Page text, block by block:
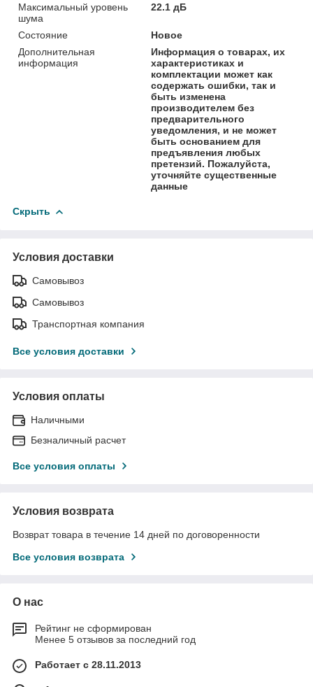
Максимальный уровень
шума
22.1 дБ
Состояние
Новое
Дополнительная
информация
Информация о товарах, их
характеристиках и
комплектации может как
содержать ошибки, так и
быть изменена
производителем без
предварительного
уведомления, и не может
быть основанием для
предъявления любых
претензий. Пожалуйста,
уточняйте существенные
данные
Скрыть
Условия доставки
Самовывоз
Самовывоз
Транспортная компания
Все условия доставки
Условия оплаты
Наличными
Безналичный расчет
Все условия оплаты
Условия возврата
Возврат товара в течение 14 дней по договоренности
Все условия возврата
О нас
Рейтинг не сформирован
Менее 5 отзывов за последний год
Работает с 28.11.2013